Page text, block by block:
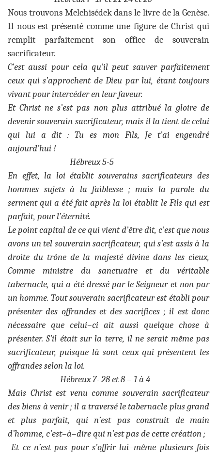
Nous trouvons Melchisédek dans le livre de la Genèse.
Il nous est présenté comme une figure de Christ qui
remplit parfaitement son office de souverain
sacrificateur.
C’est aussi pour cela qu’il peut sauver parfaitement
ceux qui s’approchent de Dieu par lui, étant toujours
vivant pour intercéder en leur faveur.
Et Christ ne s’est pas non plus attribué la gloire de
devenir souverain sacrificateur, mais il la tient de celui
qui lui a dit : Tu es mon Fils, Je t’ai engendré
aujourd’hui !
Hébreux 5-5
En effet, la loi établit souverains sacrificateurs des
hommes sujets à la faiblesse ; mais la parole du
serment qui a été fait après la loi établit le Fils qui est
parfait, pour l’éternité.
Le point capital de ce qui vient d’être dit, c’est que nous
avons un tel souverain sacrificateur, qui s’est assis à la
droite du trône de la majesté divine dans les cieux,
Comme ministre du sanctuaire et du véritable
tabernacle, qui a été dressé par le Seigneur et non par
un homme. Tout souverain sacrificateur est établi pour
présenter des offrandes et des sacrifices ; il est donc
nécessaire que celui–ci ait aussi quelque chose à
présenter. S’il était sur la terre, il ne serait même pas
sacrificateur, puisque là sont ceux qui présentent les
offrandes selon la loi.
Hébreux 7- 28 et 8 – 1 à 4
Mais Christ est venu comme souverain sacrificateur
des biens à venir ; il a traversé le tabernacle plus grand
et plus parfait, qui n’est pas construit de main
d’homme, c’est–à–dire qui n’est pas de cette création ;
Et ce n’est pas pour s’offrir lui–même plusieurs fois